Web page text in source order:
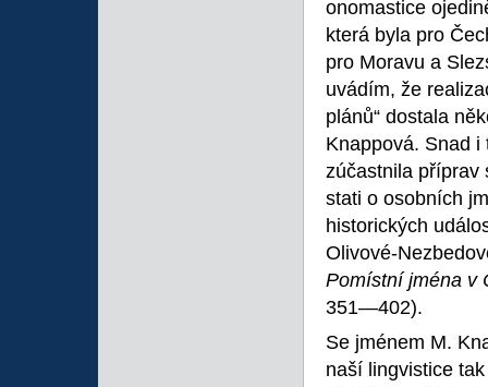
onomastice
která byla pro
pro Moravu a
uvádím, že
plánů“ dostala
Knappová. Snad
zúčastnila příprav
stati o osobních
historických
Olivové-
Pomístní jména v
351―402).
Se jménem M.
naší lingvistice